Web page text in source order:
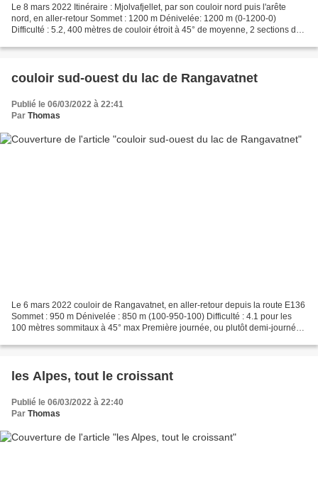
Le 8 mars 2022 Itinéraire : Mjolvafjellet, par son couloir nord puis l'arête
nord, en aller-retour Sommet : 1200 m Dénivelée: 1200 m (0-1200-0)
Difficulté : 5.2, 400 mètres de couloir étroit à 45° de moyenne, 2 sections de
couloir sud-ouest du lac de Rangavatnet
Publié le 06/03/2022 à 22:41
Par Thomas
Le 6 mars 2022 couloir de Rangavatnet, en aller-retour depuis la route E136
Sommet : 950 m Dénivelée : 850 m (100-950-100) Difficulté : 4.1 pour les
100 mètres sommitaux à 45° max Première journée, ou plutôt demi-journée
les Alpes, tout le croissant
Publié le 06/03/2022 à 22:40
Par Thomas